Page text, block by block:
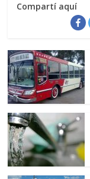
Compartí aquí